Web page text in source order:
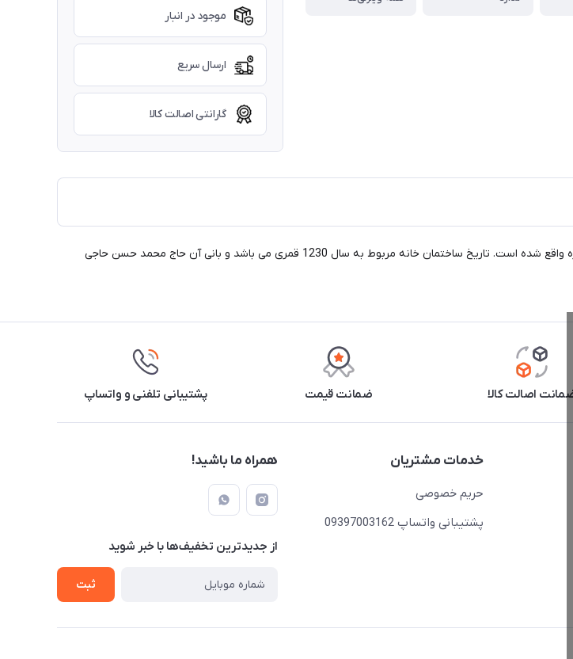
موجود در انبار
ارسال سریع
گارانتی اصالت کالا
خانه شریفیان در شهر کاشان؛ استان اصفهان، خیابان علوی، خیابان یخچال، خیابان لحتر، گذر صدره واقع شده است. تاریخ ساختمان خانه مربوط به سال 1230 قمری می باشد و بانی آن حاج محمد حسن حاجی
اصالت کالا ضمانت قیمت پشتیبانی تلفنی و واتساپ
خدمات مشتریان
حریم خصوصی
پشتیبانی واتساپ 09397003162
همراه ما باشید!
از جدید‌ترین تخفیف‌ها با‌ خبر شوید
ثبت